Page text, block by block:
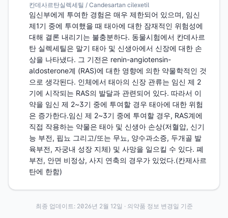
칸데사르탄실렉세틸 / Candesartan cilexetil
임신부에게 투여한 경험은 매우 제한되어 있으며, 임신
제1기 중에 투여했을 때 태아에 대한 잠재적인 위험성에
대해 결론 내리기는 불충분하다. 동물시험에서 칸데사르
탄 실렉세틸은 말기 태아 및 신생아에서 신장에 대한 손
상을 나타냈다. 그 기전은 renin-angiotensin-
aldosterone계 (RAS)에 대한 영향에 의한 약물학적인 것
으로 생각된다. 인체에서 태아의 신장 관류는 임신 제 2
기에 시작되는 RAS의 발달과 관련되어 있다. 따라서 이
약을 임신 제 2~3기 중에 투여할 경우 태아에 대한 위험
은 증가한다.임신 제 2~3기 중에 투여할 경우, RAS계에
직접 작용하는 약물은 태아 및 신생아 손상(저혈압, 신기
능 부전, 핍뇨 그리고/또는 무뇨, 양수과소증, 두개골 발
육부전, 자궁내 성장 지체) 및 사망을 일으킬 수 있다. 폐
부전, 안면 비정상, 사지 연축의 경우가 있었다.(칸제사르
탄에 한함)
최종 업데이트: 2026년 2월 12일 · 의약품 정보 변경일 기준